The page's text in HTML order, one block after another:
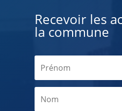
Recevoir les
la commune